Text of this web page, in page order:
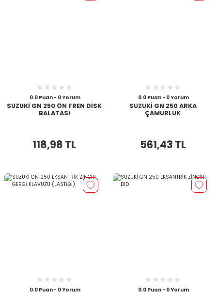
0.0 Puan - 0 Yorum
SUZUKİ GN 250 ÖN FREN DİSK
BALATASI
118,98 TL
0.0 Puan - 0 Yorum
SUZUKİ GN 250 ARKA
ÇAMURLUK
561,43 TL
0.0 Puan - 0 Yorum 0.0 Puan - 0 Yorum